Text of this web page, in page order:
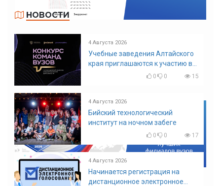
НОВОСТИ
4 Августа 2026
Учебные заведения Алтайского
края приглашаются к участию в
конкурсе команд вузов
0 0 15
4 Августа 2026
Бийский технологический
институт на ночном забеге
0 0 17
4 Августа 2026
Начинается регистрация на
дистанционное электронное